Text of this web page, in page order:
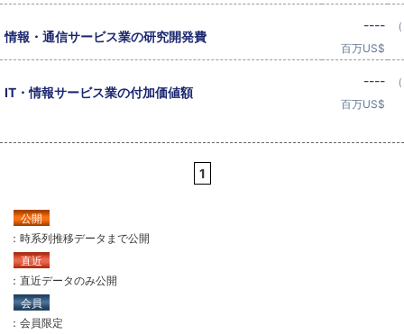
情報・通信サービス業の研究開発費
----
百万US$
IT・情報サービス業の付加価値額
----
百万US$
1
公開
：時系列推移データまで公開
直近
：直近データのみ公開
会員
：会員限定